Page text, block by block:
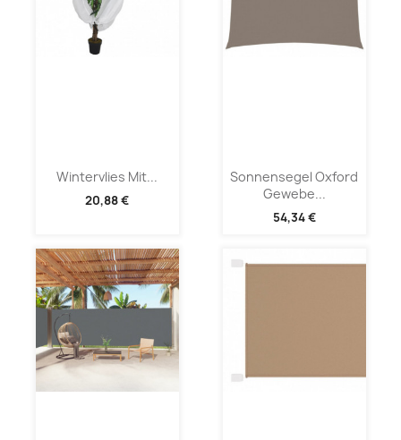
Wintervlies Mit...
20,88 €
Sonnensegel Oxford
Gewebe...
54,34 €